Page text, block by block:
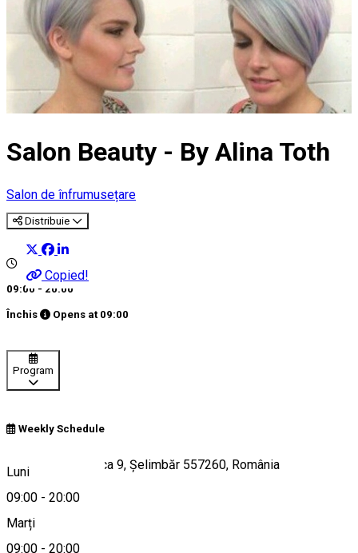
Salon Beauty - By Alina Toth
Salon de înfrumusețare
Distribuie
Copied!
09:00 - 20:00
Închis Opens at 09:00
Program
Weekly Schedule
Luni
09:00 - 20:00
Marți
09:00 - 20:00
Str. Doamna Stanca 9, Șelimbăr 557260, România
Hartă